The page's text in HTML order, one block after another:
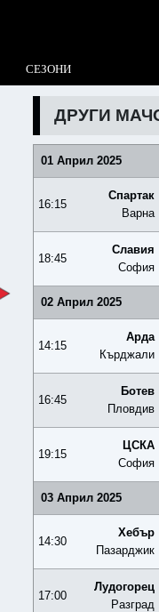
СЕЗОНИ
ДРУГИ
01 Април 2025
16:15
Спартак
Варна
18:45
Славия
София
02 Април 2025
14:15
Арда
Кърджали
16:45
Ботев
Пловдив
19:15
ЦСКА
София
03 Април 2025
14:30
Хебър
Пазарджик
17:00
Лудогорец
Разград